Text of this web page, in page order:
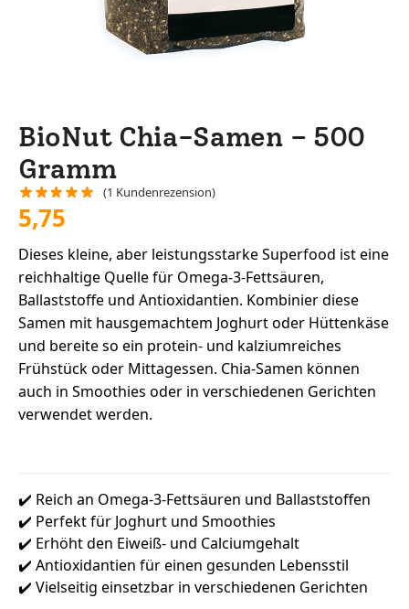
BioNut Chia-Samen – 500
Gramm
(1 Kundenrezension)
5,75
Dieses kleine, aber leistungsstarke Superfood ist eine
reichhaltige Quelle für Omega-3-Fettsäuren,
Ballaststoffe und Antioxidantien. Kombinier diese
Samen mit hausgemachtem Joghurt oder Hüttenkäse
und bereite so ein protein- und kalziumreiches
Frühstück oder Mittagessen. Chia-Samen können
auch in Smoothies oder in verschiedenen Gerichten
verwendet werden.
✔️ Reich an Omega-3-Fettsäuren und Ballaststoffen
✔️ Perfekt für Joghurt und Smoothies
✔️ Erhöht den Eiweiß- und Calciumgehalt
✔️ Antioxidantien für einen gesunden Lebensstil
✔️ Vielseitig einsetzbar in verschiedenen Gerichten